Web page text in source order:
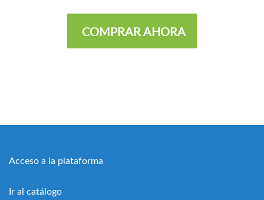
COMPRAR AHORA
Acceso a la plataforma
Ir al catálogo